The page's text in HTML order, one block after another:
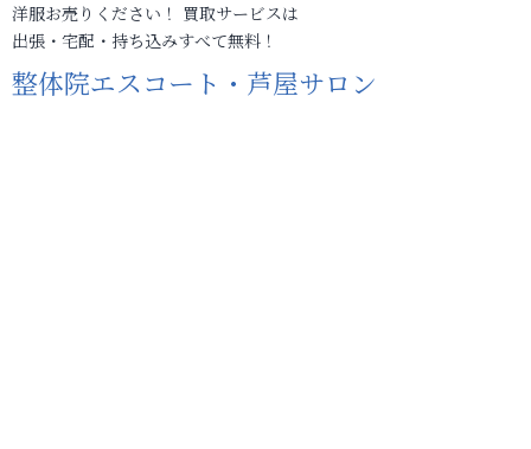
洋服お売りください！ 買取サービスは
出張・宅配・持ち込みすべて無料！
整体院エスコート・芦屋サロン